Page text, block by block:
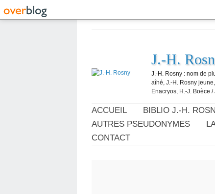
J.-H.
J.-H. Rosny : nom de
aîné, J.-H. Rosny
Enacryos, H.-J. Boèce
ACCUEIL BIBLIO J.-H.
AUTRES PSEUDONYMES
CONTACT